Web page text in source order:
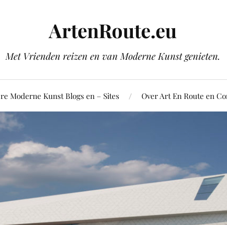
ArtenRoute.eu
Met Vrienden reizen en van Moderne Kunst genieten.
Moderne Kunst Blogs en – Sites Over Art En Route en